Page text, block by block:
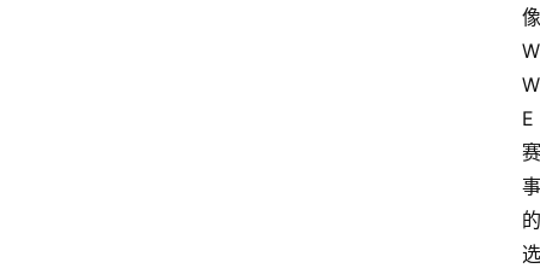
像
W
W
E
赛
事
的
选